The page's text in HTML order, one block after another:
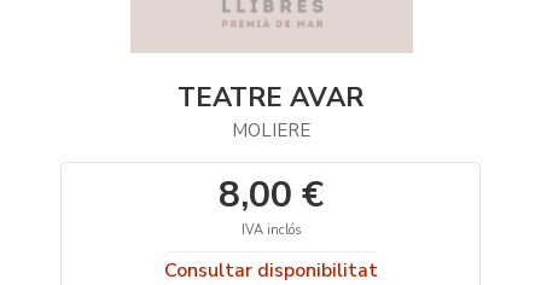
TEATRE AVAR
MOLIERE
8,00 €
IVA inclós
Consultar disponibilitat